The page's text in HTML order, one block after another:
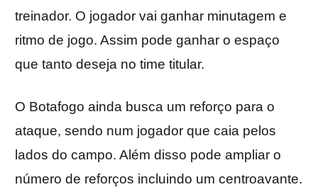
treinador. O jogador vai ganhar minutagem e
ritmo de jogo. Assim pode ganhar o espaço
que tanto deseja no time titular.
O Botafogo ainda busca um reforço para o
ataque, sendo num jogador que caia pelos
lados do campo. Além disso pode ampliar o
número de reforços incluindo um centroavante.